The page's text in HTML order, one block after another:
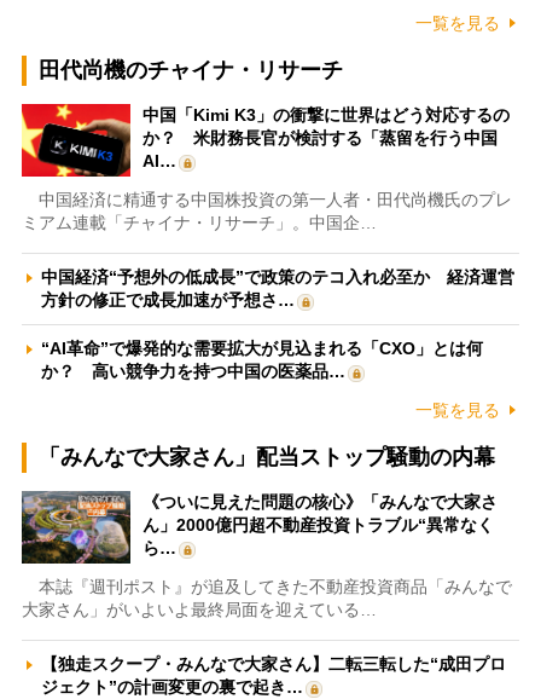
一覧を見る
田代尚機のチャイナ・リサーチ
中国「Kimi K3」の衝撃に世界はどう対応するの
か？ 米財務長官が検討する「蒸留を行う中国
AI…
中国経済に精通する中国株投資の第一人者・田代尚機氏のプレ
ミアム連載「チャイナ・リサーチ」。中国企…
中国経済“予想外の低成長”で政策のテコ入れ必至か 経済運営
方針の修正で成長加速が予想さ…
“AI革命”で爆発的な需要拡大が見込まれる「CXO」とは何
か？ 高い競争力を持つ中国の医薬品…
一覧を見る
「みんなで大家さん」配当ストップ騒動の内幕
《ついに見えた問題の核心》「みんなで大家さ
ん」2000億円超不動産投資トラブル“異常なく
ら…
本誌『週刊ポスト』が追及してきた不動産投資商品「みんなで
大家さん」がいよいよ最終局面を迎えている…
【独走スクープ・みんなで大家さん】二転三転した“成田プロ
ジェクト”の計画変更の裏で起き…